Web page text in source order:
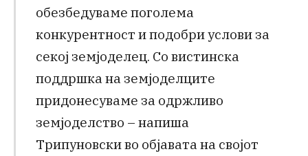
обезбедуваме поголема
конкурентност и подобри услови за
секој земјоделец. Со вистинска
поддршка на земјоделците
придонесуваме за одржливо
земјоделство – напиша
Трипуновски во објавата на својот